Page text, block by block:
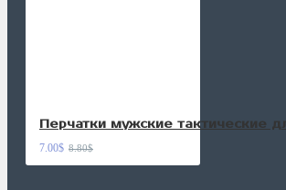
Перчатки мужские тактические
7.00$ 8.80$